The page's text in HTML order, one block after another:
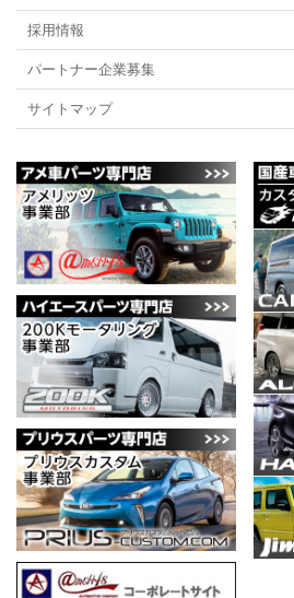
採用情報
パートナー企業募集
サイトマップ